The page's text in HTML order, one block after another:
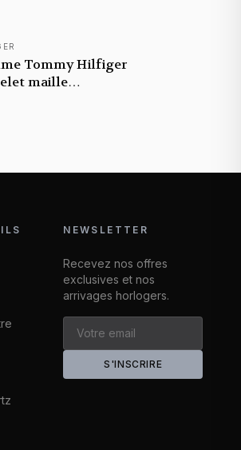
Tommy Hilfiger
maille
NEWSLETTER
Recevez nos offres
exclusives et nos
arrivages horlogers.
S'INSCRIRE